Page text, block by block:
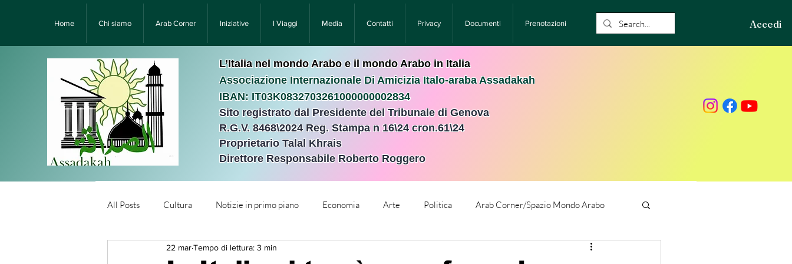
Home Chi siamo Arab Corner Iniziative I Viaggi Media Contatti Privacy Documenti Prenotazioni Accedi
L’Italia nel mondo Arabo e il mondo Arabo in Italia
Associazione Internazionale Di Amicizia Italo-araba Assadakah
IBAN: IT03K0832703261000000002834
Sito registrato dal Presidente del Tribunale di Genova
R.G.V. 8468\2024 Reg. Stampa n 16\24 cron.61\24 ​
Proprietario Talal Khrais
Direttore Responsabile Roberto Roggero
All Posts Cultura Notizie in primo piano Economia Arte Politica Arab Corner/Spazio Mondo Arabo
Նորություններ/Notizie Armene
22 marTempo di lettura: 3 min